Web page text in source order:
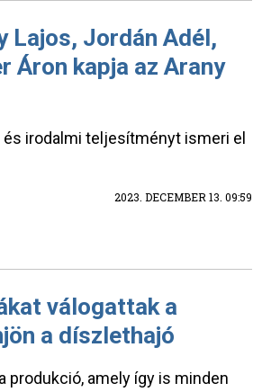
Lajos, Jordán Adél,
Áron kapja az Arany
irodalmi teljesítményt ismeri el
2023. DECEMBER 13. 09:59
válogattak a
a díszlethajó
amely így is minden